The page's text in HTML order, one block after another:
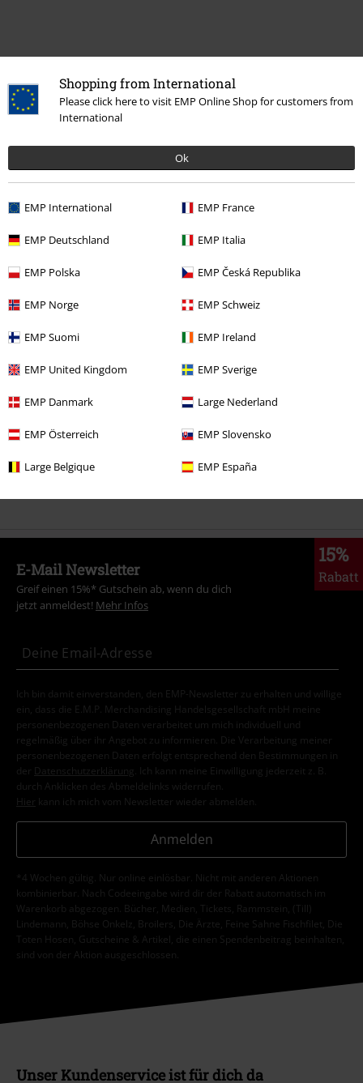
Shopping from International
Please click here to visit EMP Online Shop for customers from
International
Ok
EMP International EMP France
EMP Deutschland EMP Italia
EMP Polska EMP Česká Republika
EMP Norge EMP Schweiz
EMP Suomi EMP Ireland
EMP United Kingdom EMP Sverige
EMP Danmark Large Nederland
EMP Österreich EMP Slovensko
Large Belgique EMP España
Zuletzt angesehene Artikel
%
Mehr Kategorien. Mehr Möglichkeiten.
15%
Rabatt
E-Mail Newsletter
Greif einen 15%* Gutschein ab, wenn du dich
jetzt anmeldest! Mehr Infos
Ich bin damit einverstanden, den EMP-Newsletter zu erhalten und willige
ein, dass die E.M.P. Merchandising Handelsgesellschaft mbH meine
personenbezogenen Daten verarbeitet um mich individuell und
regelmäßig über ihr Angebot zu informieren. Die Verarbeitung meiner
personenbezogenen Daten erfolgt entsprechend den Bestimmungen in
der
Datenschutzerklärung
. Ich kann meine Einwilligung jederzeit z. B.
durch Anklicken des Abmeldelinks widerrufen.
Hier kann ich mich vom Newsletter wieder abmelden.
Anmelden
*4 Wochen gültig. Nur online einlösbar. Nicht mit anderen Aktionen
kombinierbar. Nach Codeeingabe wird dir der Rabatt automatisch im
Warenkorb abgezogen. Bücher, Medien, Tickets, Rammstein, (Till)
Lindemann, Böhse Onkelz, Broilers, Die Ärzte, Feine Sahne Fischfilet, Die
Toten Hosen, Gutscheine & Artikel, die einen Spendenbeitrag beinhalten,
sind von der Aktion ausgeschlossen.
Unser Kundenservice ist für dich da